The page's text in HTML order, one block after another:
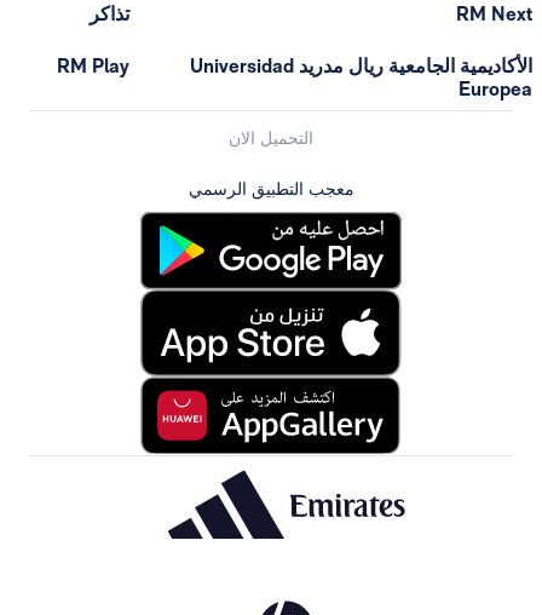
RM Next
الأكاديمية الجامعية ريال مدريد Universidad
Europea
تذاكر
RM Play
التحميل الان
معجب التطبيق الرسمي